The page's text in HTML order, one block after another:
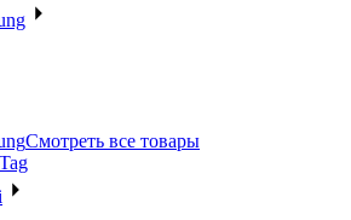
Смотреть все товары